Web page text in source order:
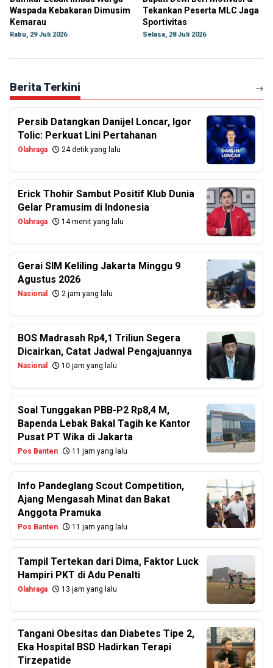
Waspada Kebakaran Dimusim
Kemarau
Rabu, 29 Juli 2026
Tekankan Peserta MLC Jaga
Sportivitas
Selasa, 28 Juli 2026
Berita Terkini
Persib Datangkan Danijel Loncar, Igor
Tolic: Perkuat Lini Pertahanan
Olahraga 24 detik yang lalu
Erick Thohir Sambut Positif Klub Dunia
Gelar Pramusim di Indonesia
Olahraga 14 menit yang lalu
Gerai SIM Keliling Jakarta Minggu 9
Agustus 2026
Nasional 2 jam yang lalu
BOS Madrasah Rp4,1 Triliun Segera
Dicairkan, Catat Jadwal Pengajuannya
Nasional 10 jam yang lalu
Soal Tunggakan PBB-P2 Rp8,4 M,
Bapenda Lebak Bakal Tagih ke Kantor
Pusat PT Wika di Jakarta
Pos Banten 11 jam yang lalu
Info Pandeglang Scout Competition,
Ajang Mengasah Minat dan Bakat
Anggota Pramuka
Pos Banten 11 jam yang lalu
Tampil Tertekan dari Dima, Faktor Luck
Hampiri PKT di Adu Penalti
Olahraga 13 jam yang lalu
Tangani Obesitas dan Diabetes Tipe 2,
Eka Hospital BSD Hadirkan Terapi
Tirzepatide